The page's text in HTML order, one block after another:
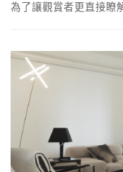
為了讓觀賞者更直接瞭